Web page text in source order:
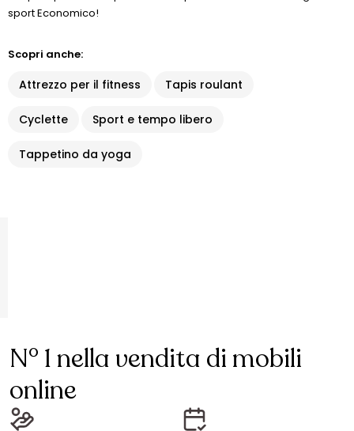
sport Economico!
Scopri anche:
Attrezzo per il fitness Tapis roulant
Cyclette Sport e tempo libero
Tappetino da yoga
N° 1 nella vendita di mobili
online